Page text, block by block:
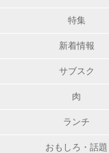
特集
新着情報
サブスク
肉
ランチ
おもしろ・話題